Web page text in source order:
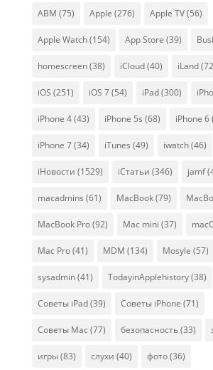
ABM (75) Apple (276) Apple TV(56)
Apple Watch(154) App Store (39)
homescreen(38) iCloud(40) iLand
iOS (251) iOS 7(54) iPad(300)
iPhone 4(43) iPhone 5s (68) iPhone 6
iPhone 7(34) iTunes (49) iwatch(46)
iНовости (1529) iСтатьи (346) jamf
macadmins (61) MacBook(79)
MacBook Pro(92) Mac mini (37)
Mac Pro(41) MDM (134) Mosyle (57)
sysadmin(41) TodayinApplehistory(38)
Советы iPad(39) Советы iPhone (71)
Советы Mac (77) безопасность(33)
игры(83) слухи (40) фото(36)